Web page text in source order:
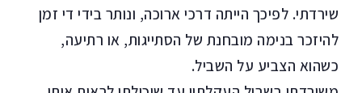
שירדתי. לפיכך הייתה דרכי ארוכה, ונותר בידי די זמן
להיזכר בנימה מובחנת של הסתייגות, או רתיעה,
כשהוא הצביע על השביל.